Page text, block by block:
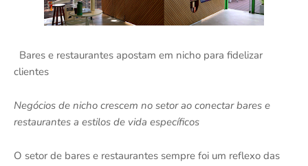
Bares e restaurantes apostam em nicho para fidelizar
clientes
Negócios de nicho crescem no setor ao conectar bares e
restaurantes a estilos de vida específicos
O setor de bares e restaurantes sempre foi um reflexo das